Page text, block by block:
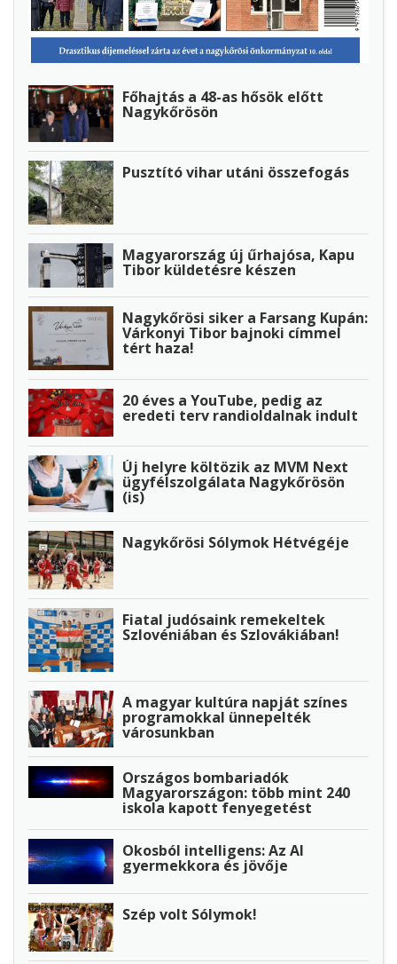
Főhajtás a 48-as hősök előtt
Nagykőrösön
Pusztító vihar utáni összefogás
Magyarország új űrhajósa, Kapu
Tibor küldetésre készen
Nagykőrösi siker a Farsang Kupán:
Várkonyi Tibor bajnoki címmel
tért haza!
20 éves a YouTube, pedig az
eredeti terv randioldalnak indult
Új helyre költözik az MVM Next
ügyfélszolgálata Nagykőrösön
(is)
Nagykőrösi Sólymok Hétvégéje
Fiatal judósaink remekeltek
Szlovéniában és Szlovákiában!
A magyar kultúra napját színes
programokkal ünnepelték
városunkban
Országos bombariadók
Magyarországon: több mint 240
iskola kapott fenyegetést
Okosból intelligens: Az AI
gyermekkora és jövője
Szép volt Sólymok!